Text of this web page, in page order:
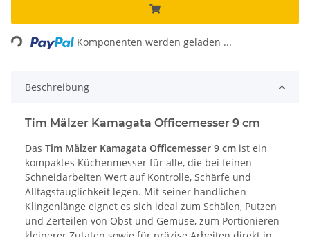
Loading... Komponenten werden geladen ...
Beschreibung
Tim Mälzer Kamagata Officemesser 9 cm
Das Tim Mälzer Kamagata Officemesser 9 cm ist ein
kompaktes Küchenmesser für alle, die bei feinen
Schneidarbeiten Wert auf Kontrolle, Schärfe und
Alltagstauglichkeit legen. Mit seiner handlichen
Klingenlänge eignet es sich ideal zum Schälen, Putzen
und Zerteilen von Obst und Gemüse, zum Portionieren